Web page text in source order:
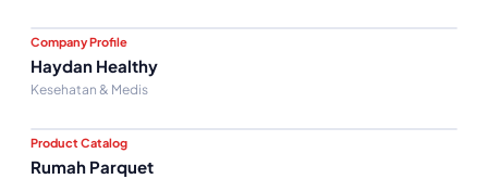
Company Profile
Haydan Healthy
Kesehatan & Medis
Product Catalog
Rumah Parquet